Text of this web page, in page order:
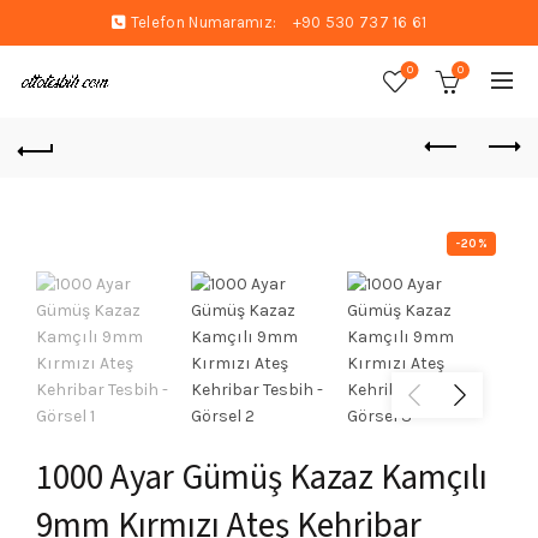
Telefon Numaramız: +90 530 737 16 61
0 0
-20%
1000 Ayar Gümüş Kazaz Kamçılı
9mm Kırmızı Ateş Kehribar